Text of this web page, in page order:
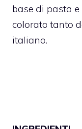
base di pasta e
colorato tanto
italiano.